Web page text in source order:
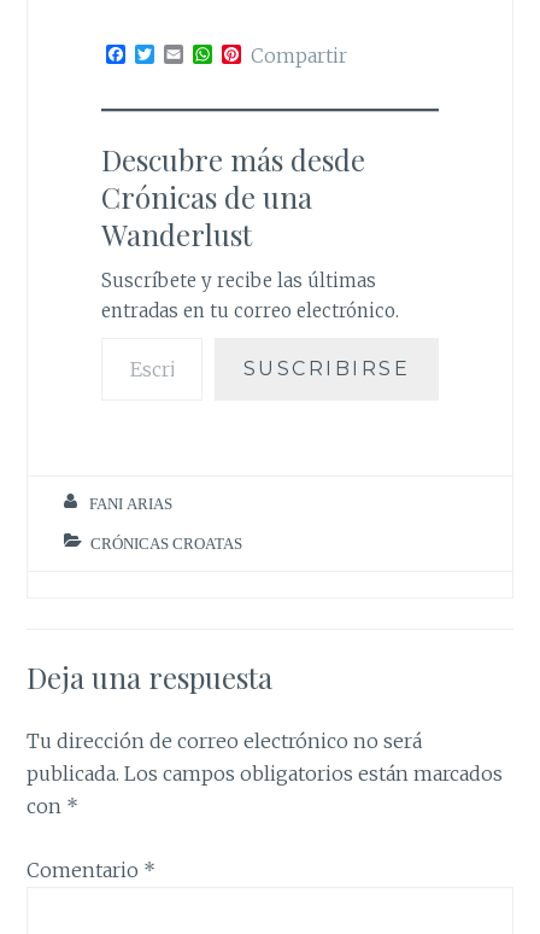
F
e
o
o
k
T
t
e
r
E
i
W
t
A
p
p
P
t
r
e
s
t
Compartir
Descubre más desde
Crónicas de una
Wanderlust
Suscríbete y recibe las últimas
entradas en tu correo electrónico.
SUSCRIBIRSE
FANI ARIAS
CRÓNICAS CROATAS
Deja una respuesta
Tu dirección de correo electrónico no será
publicada. Los campos obligatorios están marcados
con *
Comentario *